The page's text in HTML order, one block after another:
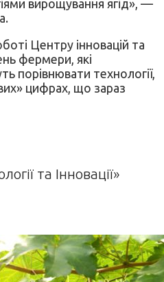
вирощування ягід», —
Центру інновацій та
фермери, які
порівнювати технології,
цифрах, що зараз
та Інновації»